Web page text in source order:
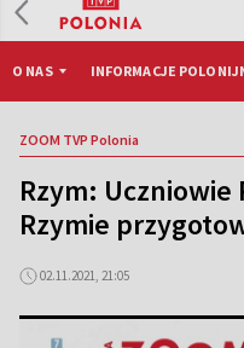
O NAS INFORMACJE
ZOOM TVP Polonia
Rzym: Uczniowie
Rzymie
02.11.2021, 21:05